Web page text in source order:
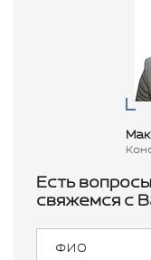
Есть
свяжемся с